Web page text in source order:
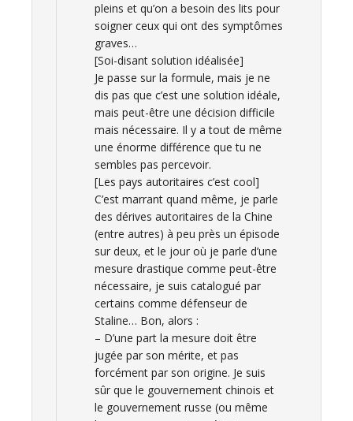
pleins et qu’on a besoin des lits pour
soigner ceux qui ont des symptômes
graves…
[Soi-disant solution idéalisée]
Je passe sur la formule, mais je ne
dis pas que c’est une solution idéale,
mais peut-être une décision difficile
mais nécessaire. Il y a tout de même
une énorme différence que tu ne
sembles pas percevoir.
[Les pays autoritaires c’est cool]
C’est marrant quand même, je parle
des dérives autoritaires de la Chine
(entre autres) à peu près un épisode
sur deux, et le jour où je parle d’une
mesure drastique comme peut-être
nécessaire, je suis catalogué par
certains comme défenseur de
Staline… Bon, alors :
– D’une part la mesure doit être
jugée par son mérite, et pas
forcément par son origine. Je suis
sûr que le gouvernement chinois et
le gouvernement russe (ou même